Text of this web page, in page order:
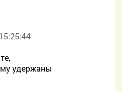
удержаны